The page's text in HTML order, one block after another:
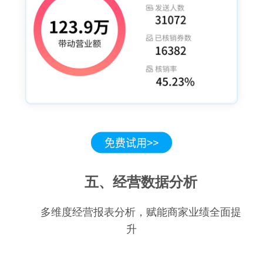
五、经营数据分析
多维度经营报表分析，赋能商家业绩全面提
升